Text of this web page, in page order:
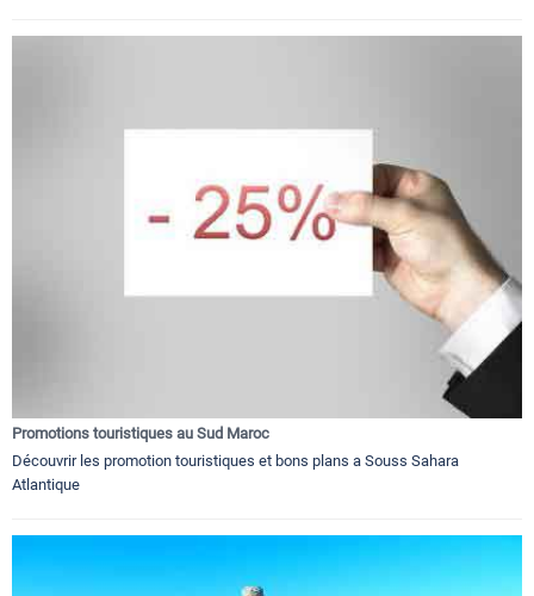
Promotions touristiques au Sud Maroc
Découvrir les promotion touristiques et bons plans a Souss Sahara
Atlantique